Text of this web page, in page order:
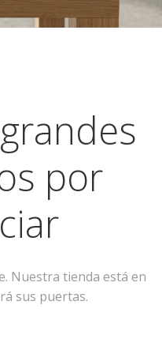
por
Nuestra tienda está en
sus puertas.